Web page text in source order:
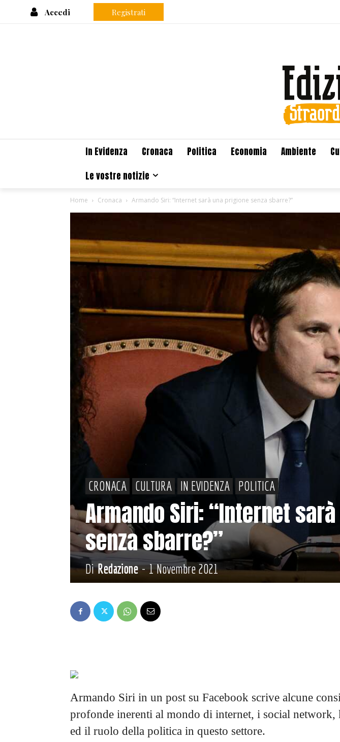
Accedi Registrati
In Evidenza Cronaca Politica Economia Ambiente
Le vostre notizie
Home Cronaca Armando Siri: “Internet sarà una prigione senza sbarre?”
CRONACA CULTURA IN EVIDENZA POLITICA
Armando Siri: “Internet
senza sbarre?”
Di Redazione- 1 Novembre 2021
Armando Siri in un post su Facebook scrive alcune
profonde inerenti al mondo di internet, i social network,
ed il ruolo della politica in questo settore.